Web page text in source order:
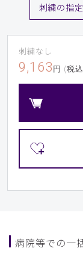
刺繍の指
刺繍なし
9,163 円 (税
病院等での一